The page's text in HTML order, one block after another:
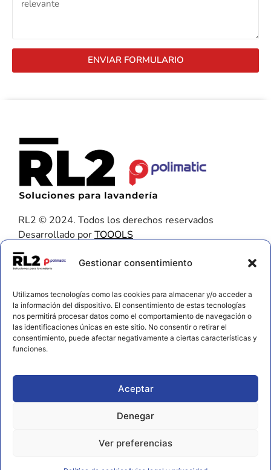
Gestionar consentimiento
Utilizamos tecnologías como las cookies para almacenar y/o acceder a
la información del dispositivo. El consentimiento de estas tecnologías
nos permitirá procesar datos como el comportamiento de navegación o
las identificaciones únicas en este sitio. No consentir o retirar el
consentimiento, puede afectar negativamente a ciertas características y
funciones.
Aceptar
Denegar
Ver preferencias
ENVIAR FORMULARIO
RL2 © 2024. Todos los derechos reservados
Desarrollado porTOOOLS
Contacto
672 202 722
info@rl2.eu
Información
Aviso legal y privacidad
Declaración de accesibilidad